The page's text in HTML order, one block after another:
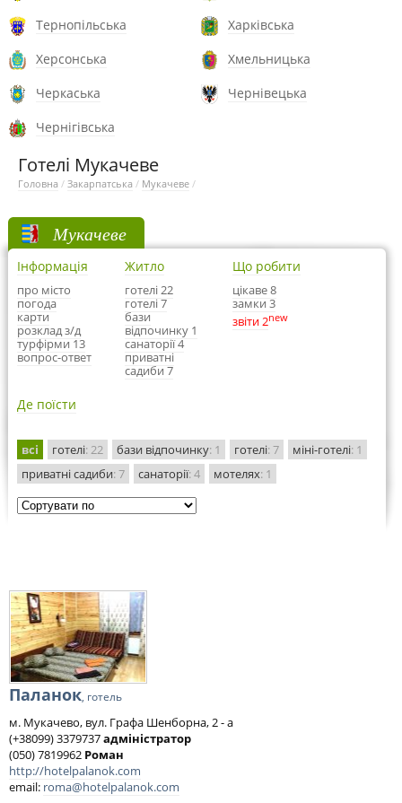
Тернопільська
Харківська
Херсонська
Хмельницька
Черкаська
Чернівецька
Чернігівська
Готелі Мукачеве
Головна / Закарпатська / Мукачеве /
Мукачеве
Інформація
про місто
погода
карти
розклад з/д
турфірми 13
вопрос-ответ
Житло
готелі 22
готелі 7
бази
відпочинку 1
санаторії 4
приватні
садиби 7
Що робити
цікаве 8
замки 3
звіти 2new
Де поїсти
всі готелі: 22 бази відпочинку: 1 готелі: 7 міні-готелі: 1
приватні садиби: 7 санаторії: 4 мотелях: 1
Паланок, готель
м. Мукачево, вул. Графа Шенборна, 2 - а
(+38099) 3379737адміністратор
(050) 7819962 Pоман
http://hotelpalanok.com
email: roma@hotelpalanok.com